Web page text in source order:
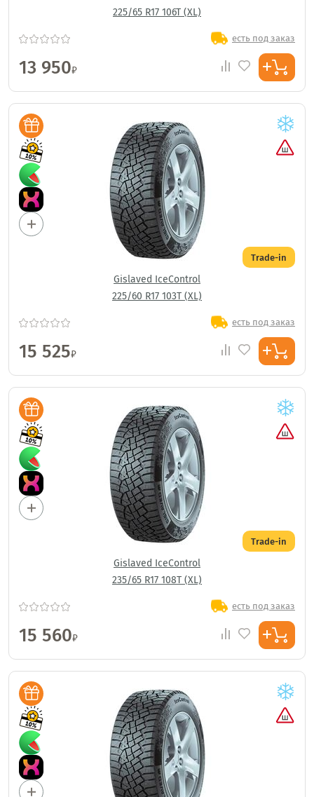
225/65 R17 106T (XL)
есть под заказ
13 950₽
Trade-in
Gislaved IceControl
225/60 R17 103T (XL)
есть под заказ
15 525₽
Trade-in
Gislaved IceControl
235/65 R17 108T (XL)
есть под заказ
15 560₽